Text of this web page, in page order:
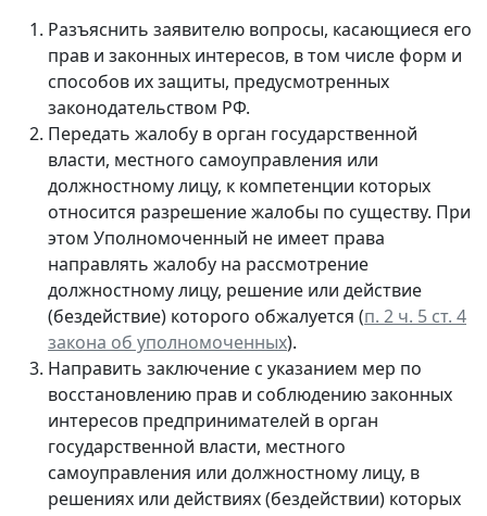
Разъяснить заявителю вопросы, касающиеся его
прав и законных интересов, в том числе форм и
способов их защиты, предусмотренных
законодательством РФ.
Передать жалобу в орган государственной
власти, местного самоуправления или
должностному лицу, к компетенции которых
относится разрешение жалобы по существу. При
этом Уполномоченный не имеет права
направлять жалобу на рассмотрение
должностному лицу, решение или действие
(бездействие) которого обжалуется (п. 2 ч. 5 ст. 4
закона об уполномоченных).
Направить заключение с указанием мер по
восстановлению прав и соблюдению законных
интересов предпринимателей в орган
государственной власти, местного
самоуправления или должностному лицу, в
решениях или действиях (бездействии) которых